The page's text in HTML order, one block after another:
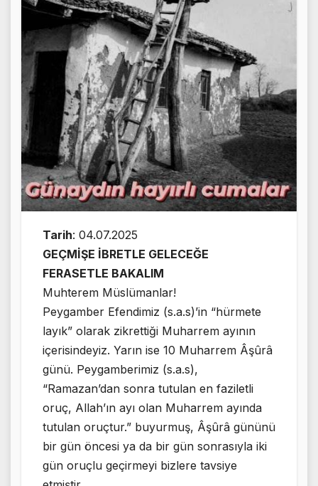
Tarih: 04.07.2025
GEÇMİŞE İBRETLE GELECEĞE
FERASETLE BAKALIM
Muhterem Müslümanlar!
Peygamber Efendimiz (s.a.s)’in “hürmete
layık” olarak zikrettiği Muharrem ayının
içerisindeyiz. Yarın ise 10 Muharrem Âşûrâ
günü. Peygamberimiz (s.a.s),
“Ramazan’dan sonra tutulan en faziletli
oruç, Allah’ın ayı olan Muharrem ayında
tutulan oruçtur.” buyurmuş, Âşûrâ gününü
bir gün öncesi ya da bir gün sonrasıyla iki
gün oruçlu geçirmeyi bizlere tavsiye